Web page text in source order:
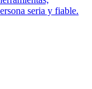
seria y fiable.